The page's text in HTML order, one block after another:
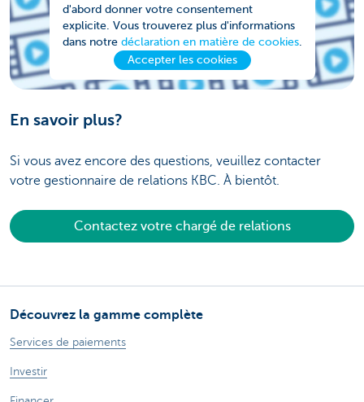
d'abord donner votre consentement
explicite. Vous trouverez plus d'informations
dans notre déclaration en matière de cookies.
Accepter les cookies
En savoir plus?
Si vous avez encore des questions, veuillez contacter
votre gestionnaire de relations KBC. À bientôt.
Contactez votre chargé de relations
Découvrez la gamme complète
Services de paiements
Investir